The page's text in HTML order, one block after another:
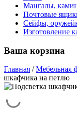
Мангалы,
Почтовые
Сейфы,
Изготовление
Ваша корзина
Главная / Мебельная
шкафчика на петлю